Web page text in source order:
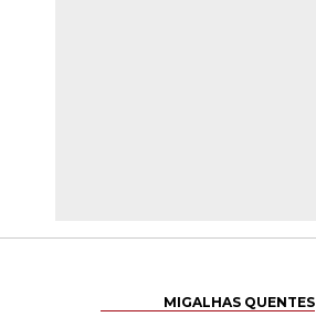
MIGALHAS QUENTES